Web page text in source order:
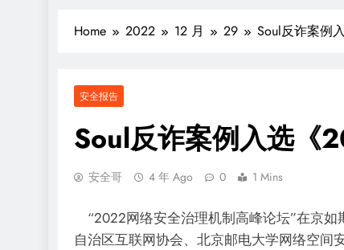
Home 2022 12 月 29 Soul反诈案例
安全报告
Soul反诈案例入选《
安全哥 4 年 Ago 0 1 Mins
“2022网络安全治理机制高峰论坛”在京
自治区互联网协会、北京邮电大学网络空